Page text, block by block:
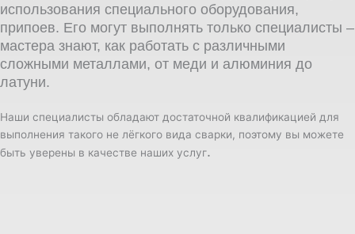
использования специального оборудования,
припоев. Его могут выполнять только специалисты –
мастера знают, как работать с различными
сложными металлами, от меди и алюминия до
латуни.
Наши специалисты обладают достаточной квалификацией для
выполнения такого не лёгкого вида сварки, поэтому вы можете
быть уверены в качестве наших услуг.